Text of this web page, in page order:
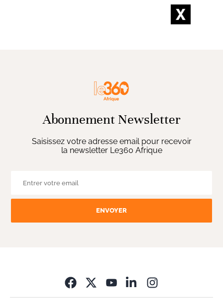
Abonnement Newsletter
Saisissez votre adresse email pour recevoir
la newsletter Le360 Afrique
ENVOYER